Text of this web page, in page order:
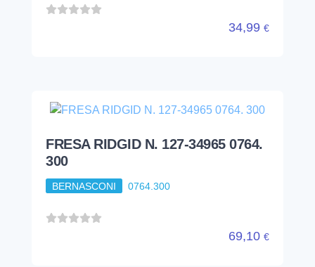
34,99 €
FRESA RIDGID N. 127-34965 0764.
300
BERNASCONI 0764.300
69,10 €